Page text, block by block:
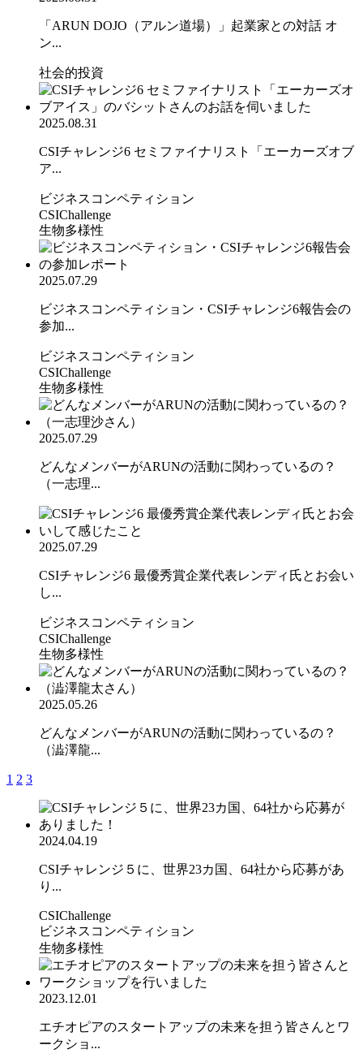
「ARUN DOJO（アルン道場）」起業家との対話 オ
ン...
社会的投資
2025.08.31
CSIチャレンジ6 セミファイナリスト「エーカーズオブ
ア...
ビジネスコンペティション
CSIChallenge
生物多様性
2025.07.29
ビジネスコンペティション・CSIチャレンジ6報告会の
参加...
ビジネスコンペティション
CSIChallenge
生物多様性
2025.07.29
どんなメンバーがARUNの活動に関わっているの？
（一志理...
2025.07.29
CSIチャレンジ6 最優秀賞企業代表レンディ氏とお会い
し...
ビジネスコンペティション
CSIChallenge
生物多様性
2025.05.26
どんなメンバーがARUNの活動に関わっているの？
（澁澤龍...
1 2 3
2024.04.19
CSIチャレンジ５に、世界23カ国、64社から応募があ
り...
CSIChallenge
ビジネスコンペティション
生物多様性
2023.12.01
エチオピアのスタートアップの未来を担う皆さんとワ
ークショ...